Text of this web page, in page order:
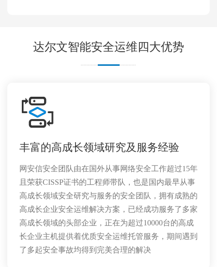
达尔文智能安全运维四大优势
丰富的高成长领域研究及服务经验
网安信安全团队由在国外从事网络安全工作超过15年
且荣获CISSP证书的工程师带队，也是国内最早从事
高成长领域安全研究与服务的安全团队，拥有成熟的
高成长企业安全运维解决方案，已经成功服务了多家
高成长领域的头部企业，正在为超过10000台的高成
长企业主机提供着优质安全运维托管服务，期间遇到
了多起安全事故均得到完美合理的解决